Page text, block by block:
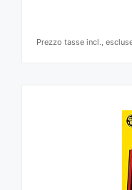
Prezzo tasse incl.,